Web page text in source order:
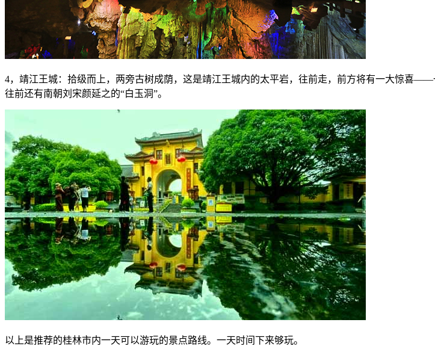
4，靖江王城：拾级而上，两旁古树成荫，这是靖江王城内的太平岩，往前走，前方将有一大惊喜
往前还有南朝刘宋颜延之的“白玉洞”。
以上是推荐的桂林市内一天可以游玩的景点路线。一天时间下来够玩。